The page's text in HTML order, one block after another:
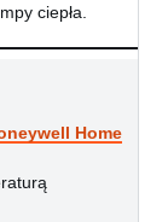
ciepła.
Home